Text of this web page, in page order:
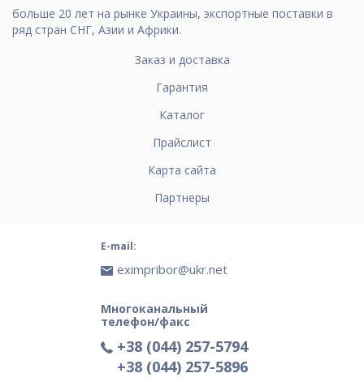
больше 20 лет на рынке Украины, экспортные поставки в
ряд стран СНГ, Азии и Африки.
Заказ и доставка
Гарантия
Каталог
Прайслист
Карта сайта
Партнеры
E-mail:
eximpribor@ukr.net
Многоканальный
телефон/факс
+38 (044) 257-5794
+38 (044) 257-5896